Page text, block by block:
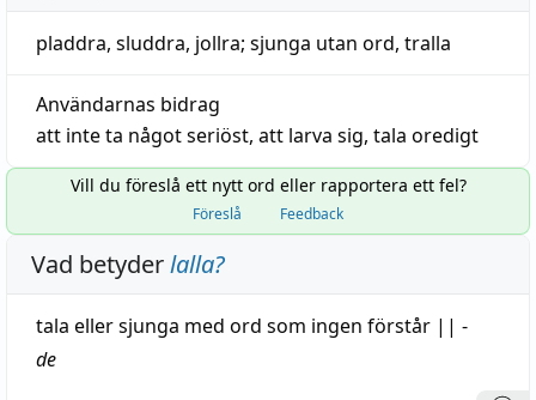
pladdra, sluddra, jollra; sjunga utan ord, tralla
Användarnas bidrag
att inteta någotseriöst, att larva sig, tala oredigt
Vill du föreslå ett nytt ord eller rapportera ett fel?
Föreslå Feedback
Vad betyderlalla?
tala ellersjunga med ord som ingen förstår || -
de